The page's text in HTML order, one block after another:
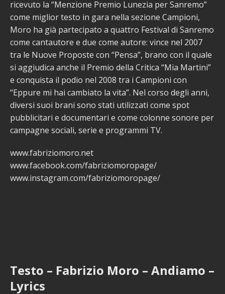
ricevuto la “Menzione Premio Lunezia per Sanremo”
come miglior testo in gara nella sezione Campioni,
Moro ha già partecipato a quattro Festival di Sanremo
come cantautore e due come autore: vince nel 2007
tra le Nuove Proposte con “Pensa”, brano con il quale
si aggiudica anche il Premio della Critica “Mia Martini”
e conquista il podio nel 2008 tra i Campioni con
“Eppure mi hai cambiato la vita”. Nel corso degli anni,
diversi suoi brani sono stati utilizzati come spot
pubblicitari e documentari e come colonne sonore per
campagne sociali, serie e programmi TV.
www.fabriziomoro.net
www.facebook.com/fabriziomoropage/
www.instagram.com/fabriziomoropage/
Testo – Fabrizio Moro – Andiamo –
Lyrics